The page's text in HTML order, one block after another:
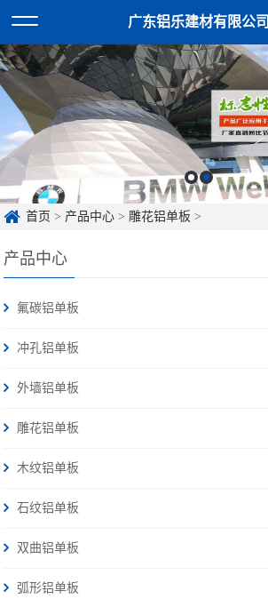
广东铝乐建材有限公司
首页 > 产品中心 >雕花铝单板 >
产品中心
氟碳铝单板
冲孔铝单板
外墙铝单板
雕花铝单板
木纹铝单板
石纹铝单板
双曲铝单板
弧形铝单板